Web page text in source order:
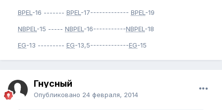
BPEL -16 ------- BPEL -17------------- BPEL -19
NBPEL -15 ----- NBPEL -16-----------NBPEL -18
EG-13 --------- EG-13,5-------------EG-15
Гнусный
Опубликовано 24 февраля, 2014